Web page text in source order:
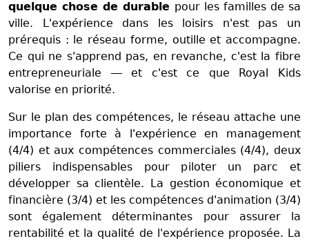
quelque chose de durable pour les familles de sa
ville. L'expérience dans les loisirs n'est pas un
prérequis : le réseau forme, outille et accompagne.
Ce qui ne s'apprend pas, en revanche, c'est la fibre
entrepreneuriale — et c'est ce que Royal Kids
valorise en priorité.
Sur le plan des compétences, le réseau attache une
importance forte à l'expérience en management
(4/4) et aux compétences commerciales (4/4), deux
piliers indispensables pour piloter un parc et
développer sa clientèle. La gestion économique et
financière (3/4) et les compétences d'animation (3/4)
sont également déterminantes pour assurer la
rentabilité et la qualité de l'expérience proposée. La